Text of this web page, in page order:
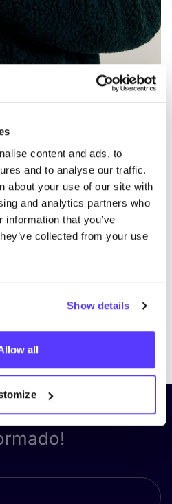
content and ads, to
and to analyse our traffic.
about your use of our site with
and analytics partners who
that you’ve
collected from your use
Show details
all
boletín